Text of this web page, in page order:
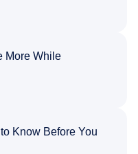
More While
Know Before You